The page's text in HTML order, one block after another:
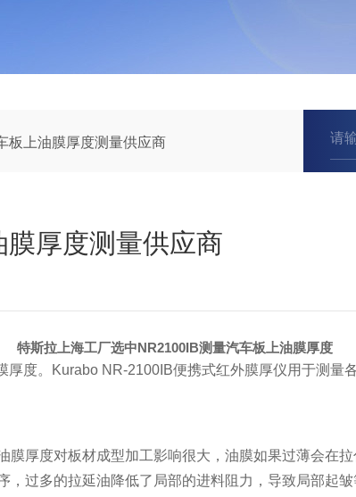
板上油膜厚度测量供应商
厚度测量供应商
特斯拉上海工厂选中NR2100IB测量汽车板上油膜厚度
厚度。Kurabo NR-2100IB便携式红外膜厚仪用于测
厚度对板材成型加工影响很大，油膜如果过薄会在
过多的拉延油降低了局部的进料阻力，导致局部起